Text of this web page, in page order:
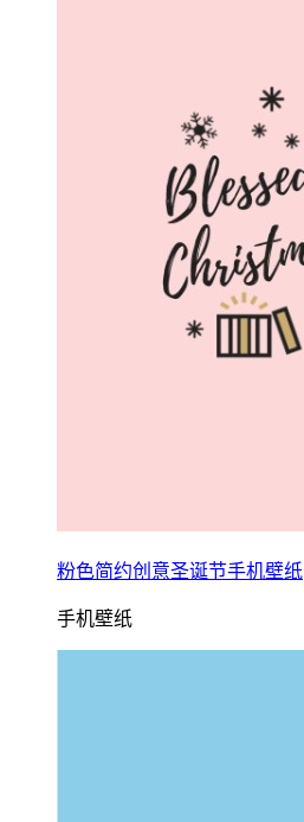
粉色简约创意圣诞节手机壁纸
手机壁纸